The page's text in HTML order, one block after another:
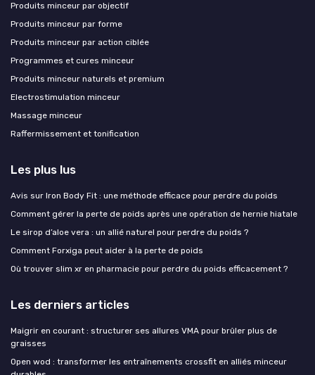
Produits minceur par objectif
Produits minceur par forme
Produits minceur par action ciblée
Programmes et cures minceur
Produits minceur naturels et premium
Electrostimulation minceur
Massage minceur
Raffermissement et tonification
Les plus lus
Avis sur Iron Body Fit : une méthode efficace pour perdre du poids
Comment gérer la perte de poids après une opération de hernie hiatale
Le sirop d’aloe vera : un allié naturel pour perdre du poids ?
Comment Forxiga peut aider à la perte de poids
Où trouver slim xr en pharmacie pour perdre du poids efficacement ?
Les derniers articles
Maigrir en courant : structurer ses allures VMA pour brûler plus de
graisses
Open wod : transformer les entraînements crossfit en alliés minceur